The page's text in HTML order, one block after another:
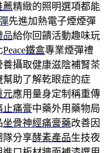
薦精緻的照明選項都能
先進加熱電子煙煙彈
品給你回饋活動趣味玩
Peace鐵盒專業煙彈禮
養攝取健康滋陰補腎茶
幫助了解乾眼症的症
元應用量身定制稱重傳
止痛膏中藥外用藥物局
坐骨神經痛膏藥改善因
隊分享酵素產品生技夜